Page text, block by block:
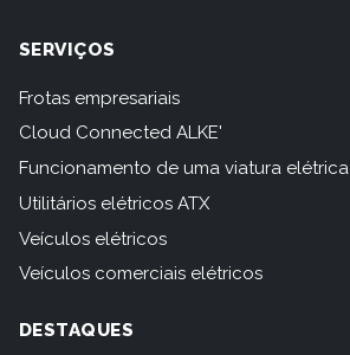
SERVIÇOS
Frotas empresariais
Cloud Connected ALKE'
Funcionamento de uma viatura elétrica
Utilitários elétricos ATX
Veículos elétricos
Veículos comerciais elétricos
DESTAQUES